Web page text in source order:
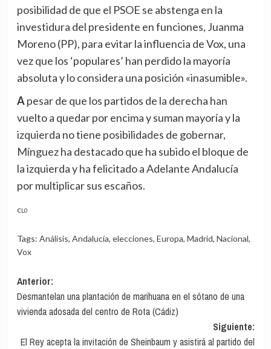
posibilidad de que el PSOE se abstenga en la
investidura del presidente en funciones, Juanma
Moreno (PP), para evitar la influencia de Vox, una
vez que los ‘populares’ han perdido la mayoría
absoluta y lo considera una posición «inasumible».
A pesar de que los partidos de la derecha han
vuelto a quedar por encima y suman mayoría y la
izquierda no tiene posibilidades de gobernar,
Mínguez ha destacado que ha subido el bloque de
la izquierda y ha felicitado a Adelante Andalucía
por multiplicar sus escaños.
CL0
Tags: Análisis, Andalucía, elecciones, Europa, Madrid, Nacional,
Vox
Navegación
de
entradas
Anterior:
Desmantelan una plantación de marihuana en el sótano de una
vivienda adosada del centro de Rota (Cádiz)
Siguiente:
El Rey acepta la invitación de Sheinbaum y asistirá al partido del